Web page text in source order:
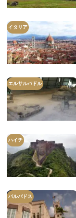
イタリア
エルサルバドル
ハイチ
バルバドス